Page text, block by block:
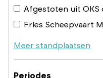
Afgestoten uit OKS
Fries Scheepvaart
Meer standplaatsen
Periodes